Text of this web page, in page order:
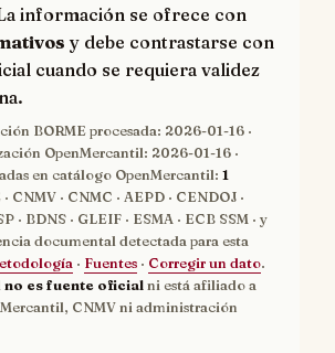
información se ofrece con
y debe contrastarse con
cuando se requiera validez
BORME procesada: 2026-01-16 ·
OpenMercantil: 2026-01-16 ·
en catálogo OpenMercantil: 1
CNMV · CNMC · AEPD · CENDOJ ·
· BDNS · GLEIF · ESMA · ECB SSM · y
documental detectada para esta
· Fuentes · Corregir un dato.
no es fuente oficial ni está afiliado a
CNMV ni administración